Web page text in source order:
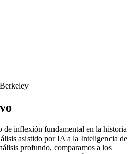
de inflexión fundamental en la historia
asistido por IA a la Inteligencia de
profundo, comparamos a los